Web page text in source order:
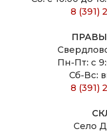
8 (391)
Пн-Пт: с
Сб-Вс:
8 (391)
Село